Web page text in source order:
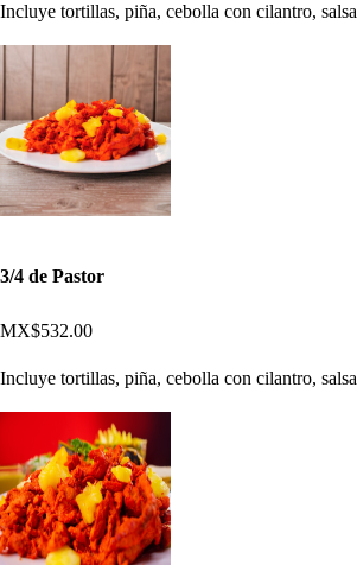
Incluye tortillas, piña, cebolla con cilantro, salsa
3/4 de Pastor
MX$532.00
Incluye tortillas, piña, cebolla con cilantro, salsa